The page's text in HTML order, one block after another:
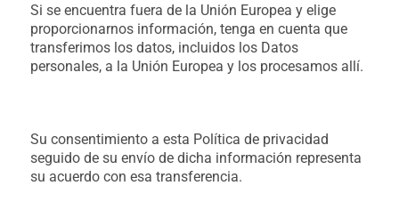
Si se encuentra fuera de la Unión Europea y elige
proporcionarnos información, tenga en cuenta que
transferimos los datos, incluidos los Datos
personales, a la Unión Europea y los procesamos allí.
Su consentimiento a esta Política de privacidad
seguido de su envío de dicha información representa
su acuerdo con esa transferencia.